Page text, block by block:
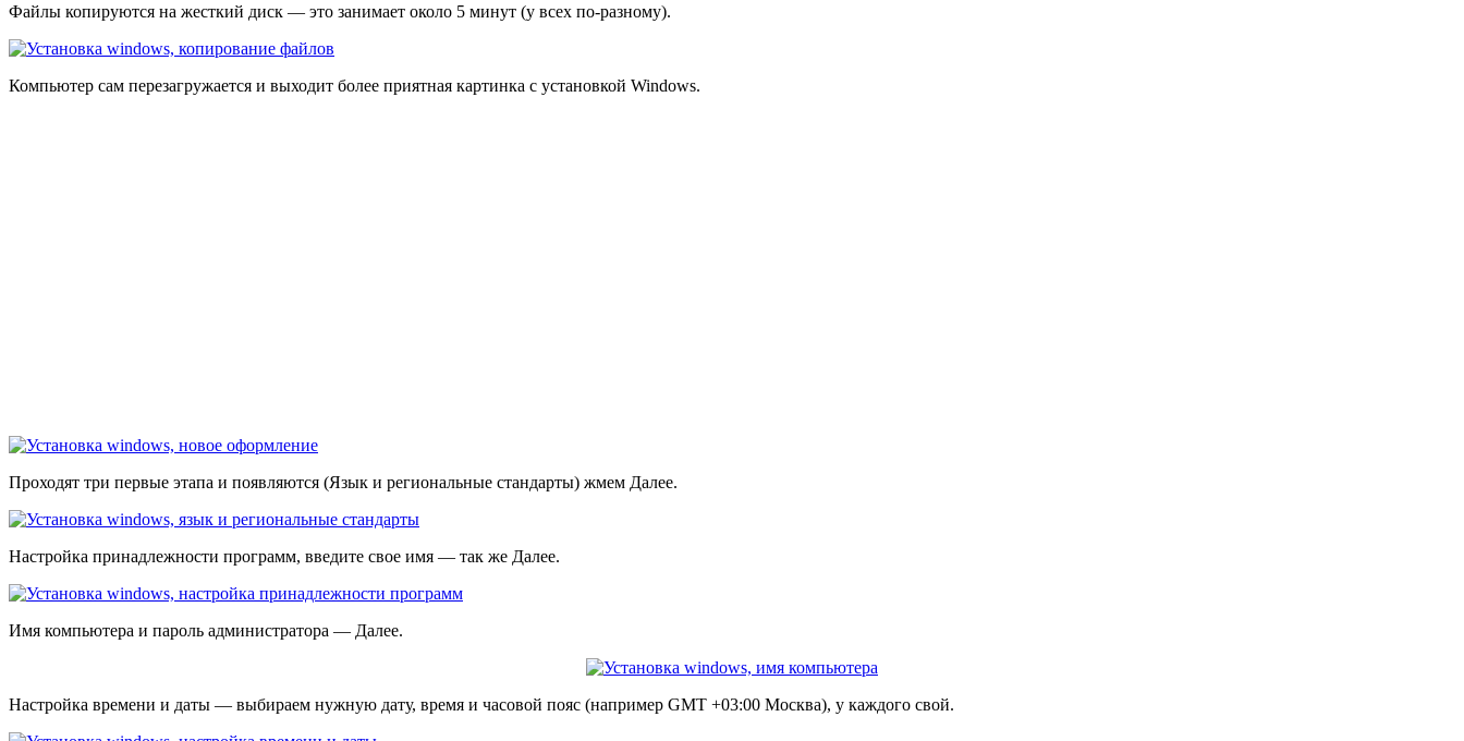
Файлы копируются на жесткий диск — это занимает около 5 минут (у всех по-разному).
Компьютер сам перезагружается и выходит более приятная картинка с установкой Windows.
Проходят три первые этапа и появляются (Язык и региональные стандарты) жмем Далее.
Настройка принадлежности программ, введите свое имя — так же Далее.
Имя компьютера и пароль администратора — Далее.
Настройка времени и даты — выбираем нужную дату, время и часовой пояс (например GMT +03:00 Москва), у каждого свой.